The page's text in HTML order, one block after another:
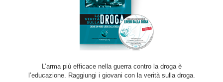
L’arma più efficace nella guerra contro la droga è
l’educazione. Raggiungi i giovani con la verità sulla droga.